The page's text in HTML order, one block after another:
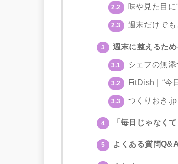
2.2 味や見た目に
2.3 週末だけでも
3 週末に整えるた
3.1 シェフの無
3.2 FitDish｜“今
3.3 つくりおき
4 「毎日じゃなく
5 よくある質問